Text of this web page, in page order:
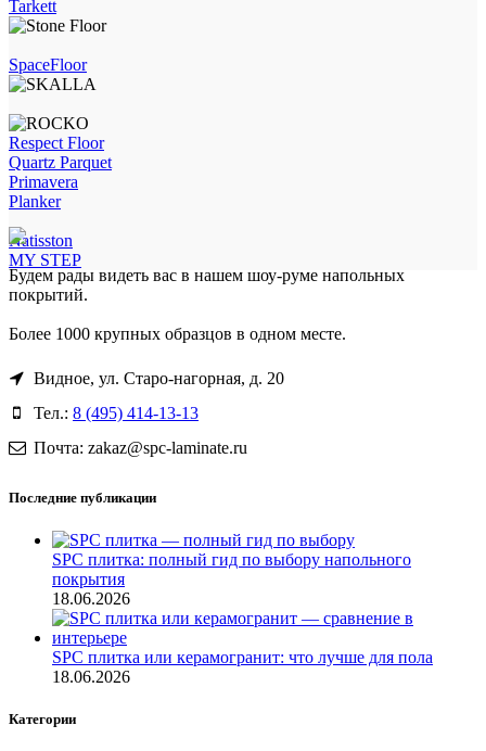
Tarkett
SpaceFloor
Respect Floor
Quartz Parquet
Primavera
Planker
Natisston
MY STEP
Будем рады видеть вас в нашем шоу-руме напольных
покрытий.
Более 1000 крупных образцов в одном месте.
Видное, ул. Старо-нагорная, д. 20
Тел.: 8 (495) 414-13-13
Почта: zakaz@spc-laminate.ru
Последние публикации
SPC плитка: полный гид по выбору напольного
покрытия
18.06.2026
SPC плитка или керамогранит: что лучше для пола
18.06.2026
Категории